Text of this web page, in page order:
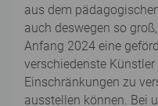
aus dem
auch deswegen so
Anfang 2024 eine
verschiedenste
Einschränkungen zu
ausstellen können. Bei